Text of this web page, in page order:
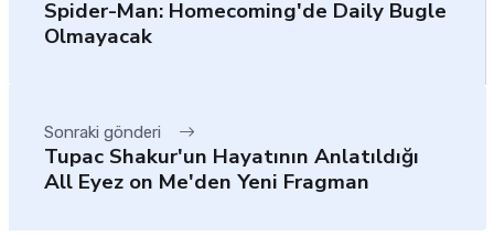
Spider-Man: Homecoming'de Daily Bugle
Olmayacak
Sonraki gönderi
Tupac Shakur'un Hayatının Anlatıldığı
All Eyez on Me'den Yeni Fragman